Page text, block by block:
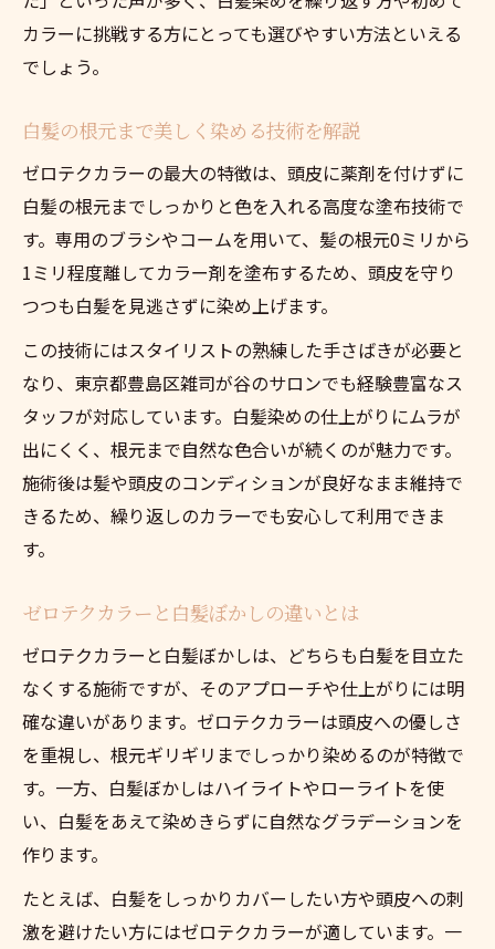
カラーに挑戦する方にとっても選びやすい方法といえる
でしょう。
白髪の根元まで美しく染める技術を解説
ゼロテクカラーの最大の特徴は、頭皮に薬剤を付けずに
白髪の根元までしっかりと色を入れる高度な塗布技術で
す。専用のブラシやコームを用いて、髪の根元0ミリから
1ミリ程度離してカラー剤を塗布するため、頭皮を守り
つつも白髪を見逃さずに染め上げます。
この技術にはスタイリストの熟練した手さばきが必要と
なり、東京都豊島区雑司が谷のサロンでも経験豊富なス
タッフが対応しています。白髪染めの仕上がりにムラが
出にくく、根元まで自然な色合いが続くのが魅力です。
施術後は髪や頭皮のコンディションが良好なまま維持で
きるため、繰り返しのカラーでも安心して利用できま
す。
ゼロテクカラーと白髪ぼかしの違いとは
ゼロテクカラーと白髪ぼかしは、どちらも白髪を目立た
なくする施術ですが、そのアプローチや仕上がりには明
確な違いがあります。ゼロテクカラーは頭皮への優しさ
を重視し、根元ギリギリまでしっかり染めるのが特徴で
す。一方、白髪ぼかしはハイライトやローライトを使
い、白髪をあえて染めきらずに自然なグラデーションを
作ります。
たとえば、白髪をしっかりカバーしたい方や頭皮への刺
激を避けたい方にはゼロテクカラーが適しています。一